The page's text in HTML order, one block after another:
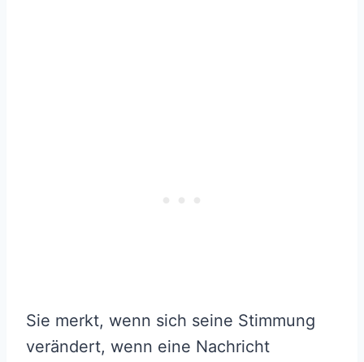
Sie merkt, wenn sich seine Stimmung
verändert, wenn eine Nachricht